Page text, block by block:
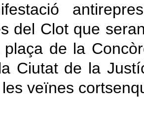
del Clot que
de la
Ciutat de la
veïnes